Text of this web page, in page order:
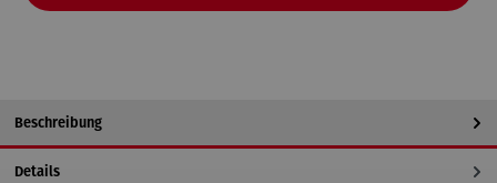
Beschreibung
Details